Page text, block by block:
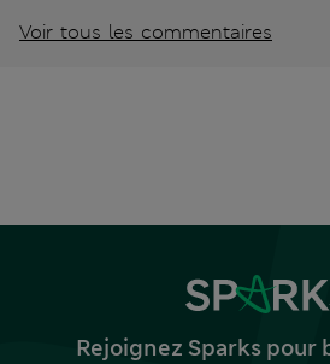
Voir tous les commentaires
Rejoignez Sparks pour